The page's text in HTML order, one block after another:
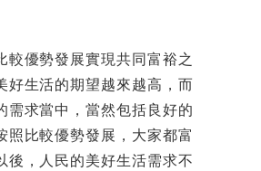
較優勢發展實現共同富裕之
好生活的期望越來越高，而
需求當中，當然包括良好的
照比較優勢發展，大家都富
後，人民的美好生活需求不